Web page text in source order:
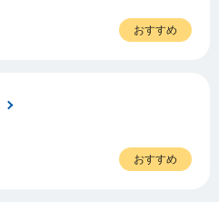
おすすめ
おすすめ